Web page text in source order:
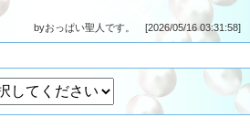
byおっぱい聖人です。 [2026/05/16 03:31:58]